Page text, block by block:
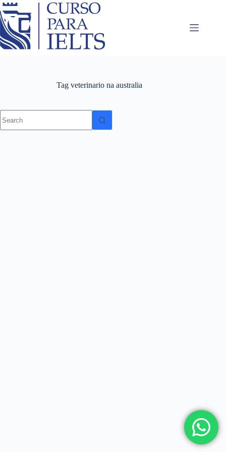
Tag veterinario na australia